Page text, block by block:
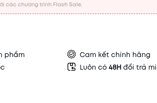
các chương trình Flash Sale.
phẩm
Cam kết chính hãng
Luôn có 48H đổi trả